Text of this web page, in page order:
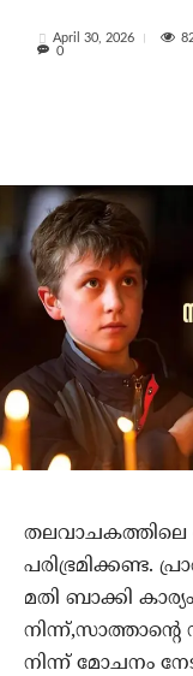
April 30, 2026
0
പരിഭ്രമിക്കണ്ട.
മതി ബാക്കി
നിന്ന് മോചനം